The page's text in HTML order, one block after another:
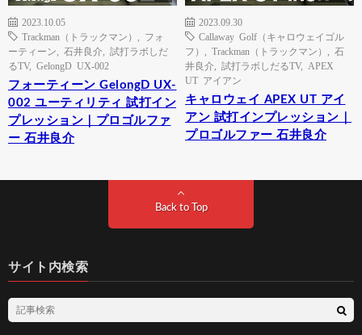
2023.10.05
Trackman（トラックマン）
フォ
ーティーン
石井良介
試打ラボしだ
るTV, GelongD UX-002
フォーティーン GelongD UX-
002 ユーティリティ 試打イン
プレッション｜プロゴルファ
ー 石井良介
2023.09.30
Callaway Golf（キャロウェイゴル
フ）
Trackman（トラックマン）
石
井良介
試打ラボしだるTV, APEX
UT アイアン
キャロウェイ APEX UT アイ
アン 試打インプレッション｜
プロゴルファー 石井良介
Back to Top
サイト内検索